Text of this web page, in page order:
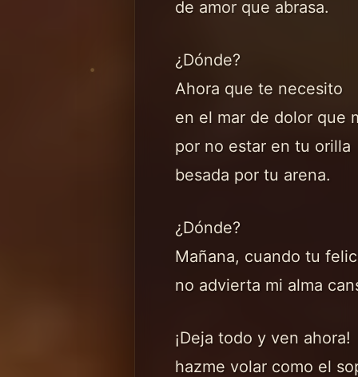
de amor que abrasa.
¿Dónde?
Ahora que te necesito
en el mar de dolor que
por no estar en tu orilla
besada por tu arena.
¿Dónde?
Mañana, cuando tu
no advierta mi alma
¡Deja todo y ven ahora!
hazme volar como el